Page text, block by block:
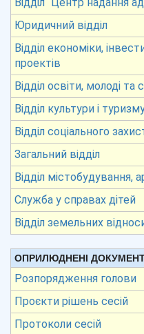
Юридичний відділ
Відділ економіки,
проектів
Відділ освіти, молоді та
Відділ культури і
Відділ соціального
Загальний відділ
Відділ містобудування,
Служба у справах дітей
Відділ земельних
ОПРИЛЮДНЕНІ
Розпорядження голови
Проєкти рішень сесій
Протоколи сесій